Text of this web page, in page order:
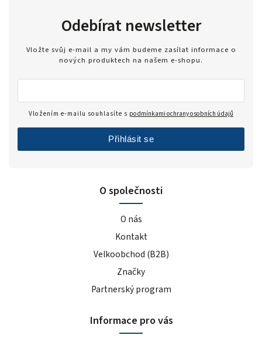
O společnosti
O nás
Kontakt
Velkoobchod (B2B)
Značky
Partnerský program
Informace pro vás
Odebírat newsletter
Vložte svůj e-mail a my vám budeme zasílat informace o
nových produktech na našem e-shopu.
Vložením e-mailu souhlasíte s podmínkami ochrany osobních údajů
Přihlásit se